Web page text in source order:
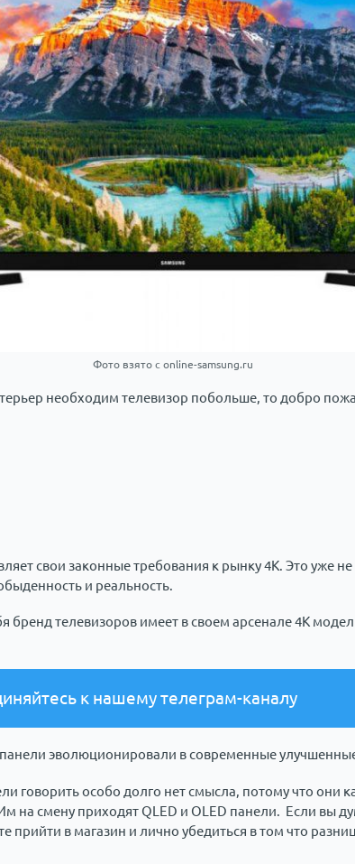
Фото взято с online-samsung.ru
необходим телевизор побольше, то добро
свои законные требования к рынку 4K. Это уже
и реальность.
телевизоров имеет в своем арсенале 4K
к нашему телеграм-каналу
панели эволюционировали в современные
говорить особо долго нет смысла, потому что они
на смену приходят QLED и OLED панели. Если вы
прийти в магазин и лично убедиться в том что